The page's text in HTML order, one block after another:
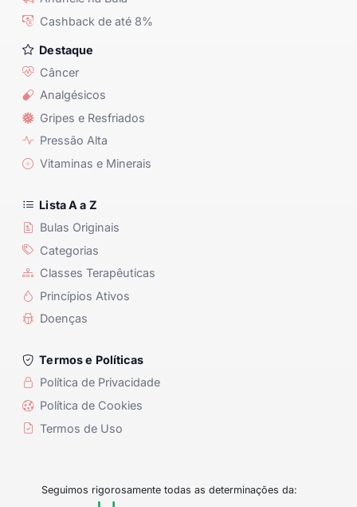
Cashback de até 8%
Destaque
Câncer
Analgésicos
Gripes e Resfriados
Pressão Alta
Vitaminas e Minerais
Lista A a Z
Bulas Originais
Categorias
Classes Terapêuticas
Princípios Ativos
Doenças
Termos e Políticas
Política de Privacidade
Política de Cookies
Termos de Uso
Seguimos rigorosamente todas as determinações da: